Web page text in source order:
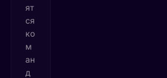
ят
ся
ко
м
ан
д